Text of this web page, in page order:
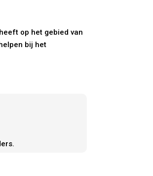
op het gebied van
bij het